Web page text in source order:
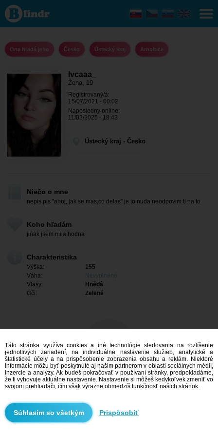
Ivcaaa_ -
Ona
hľadá
jeho
kraj -
Arnoltice
Ona hľadá jeho Česko Ústecký kraj Arnoltice
Ivcaaa_
Žena, 19
Registrovaný/á:
15/07/2021 - 00:02
Naposledny online:
11/03/2025 - 18:43
Ústecký kraj - Česko
Niečo o mne
nepis pls "ahoj, jak se mas,co delas" je to nuda neodpovim ti na to
Koho hľadám
jinak jsem mila hodna
Charakteristika
Výška:
155
Váha:
Vlasy:
Hnědá
Oči:
Zelené
Mám záujem
Vyhľadávanie
Táto stránka využíva cookies a iné technológie sledovania na rozlíšenie
jednotlivých zariadení, na individuálne nastavenie služieb, analytické a
štatistické účely a na prispôsobenie zobrazenia obsahu a reklám. Niektoré
informácie môžu byť poskytnuté aj našim partnerom v oblasti sociálnych médií,
inzercie a analýzy. Ak budeš pokračovať v používaní stránky, predpokladáme,
že ti vyhovuje aktuálne nastavenie. Nastavenie si môžeš kedykoľvek zmeniť vo
svojom prehliadači, čím však výrazne obmedzíš funkčnosť našich stránok.
Prispôsobiť